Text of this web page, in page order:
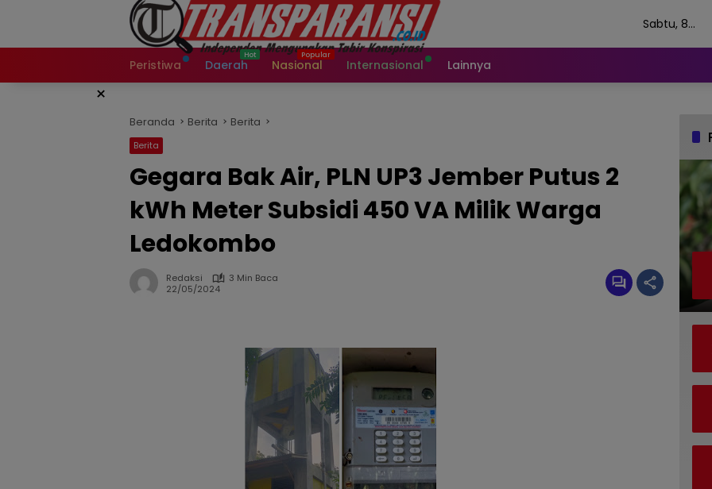
Sabtu, 8
Peristiwa
Daerah Nasional Internasional Lainnya
×
Beranda Berita Berita
Berita
Gegara Bak Air, PLN UP3 Jember Putus 2
kWh Meter Subsidi 450 VA Milik Warga
Ledokombo
Redaksi
3 Min Baca
22/05/2024